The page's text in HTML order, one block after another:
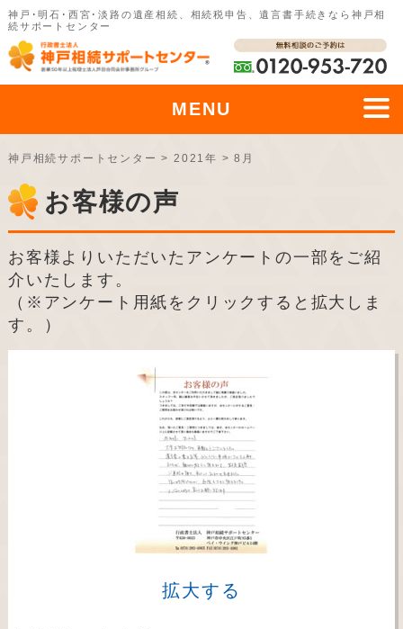
神戸･明石･西宮･淡路の遺産相続、相続税申告、遺言書手続きなら神戸相
続サポートセンター
MENU
神戸相続サポートセンター > 2021年 >8月
お客様の声
お客様よりいただいたアンケートの一部をご紹
介いたします。
（※アンケート用紙をクリックすると拡大しま
す。）
拡大する